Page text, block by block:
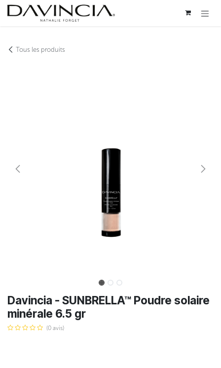
Se rendre au contenu
Tous les produits
Davincia - SUNBRELLA™ Poudre solaire
minérale 6.5 gr
(0 avis)